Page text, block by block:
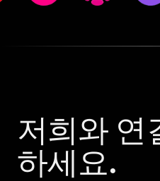
저희와 연
하세요.